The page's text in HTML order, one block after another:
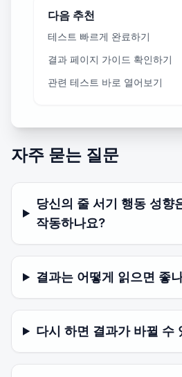
다음 추천
테스트 빠르게 완료하기
결과 페이지 가이드 확인하기
관련 테스트 바로 열어보기
자주 묻는 질문
당신의 줄 서기 행동 성향
작동하나요?
결과는 어떻게 읽으면 좋
다시 하면 결과가 바뀔 수